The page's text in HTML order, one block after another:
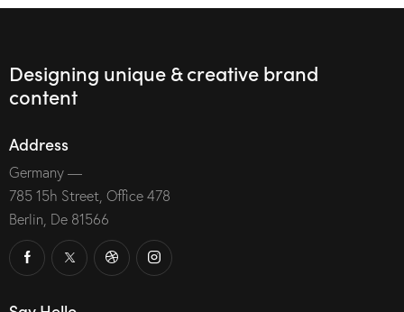
Designing unique & creative brand
content
Address
Germany —
785 15h Street, Office 478
Berlin, De 81566